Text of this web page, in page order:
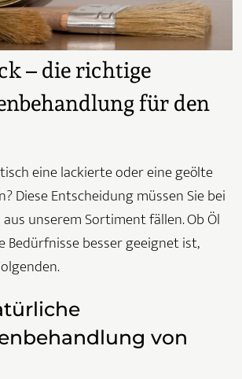
– die richtige
für den
eine lackierte oder eine geölte
Diese Entscheidung müssen Sie bei
unserem Sortiment fällen. Ob Öl
Bedürfnisse besser geeignet ist,
von